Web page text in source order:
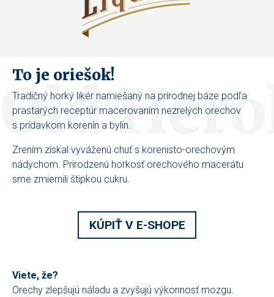
To je oriešok!
Old
Tradičný horký likér namiešaný na prírodnej báze podľa
prastarých receptúr macerovaním nezrelých orechov
s prídavkom korenín a bylín.
Zrením získal vyváženú chuť s korenisto-orechovým
nádychom. Prirodzenú horkosť orechového macerátu
sme zmiernili štipkou cukru.
KÚPIŤ V E-SHOPE
Viete, že?
Orechy zlepšujú náladu a zvyšujú výkonnosť mozgu.